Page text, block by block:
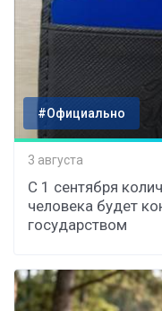
#Официально
3 августа
С 1 сентября
человека будет
государством